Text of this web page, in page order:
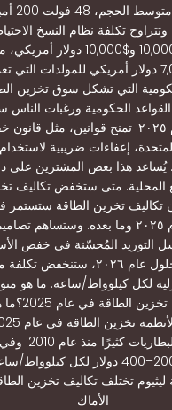
تكلفة نظام النسخ
المنزلية بين $10,000 و$10,000
تكلفة يبلغ $7,000 دولار أمريكي للمولدات
التي تشكل سوق تخزين
القواعد الحكومية ورغبات
الطاقة في عام ٢٠٢٥. تمنح قوانين،
إعفاءات ضريبية
يُساعد هذا بعض المشترين على
المحلية. متى ستخفض تكاليف
تكاليف تخزين الطاقة ستستمر
حتى أواخر عام ٢٠٢٥ وما بعده. وستساهم
التوريد المُحسّنة في خفض
الكثيرون أنه بحلول عام ٢٠٢٦،
لكل كيلوواط/ساعة. ما هو
الحالية
ستكون حوالي 200–400 دولار لكل
ليثيوم تختلف تكاليف تخزين
الأماك